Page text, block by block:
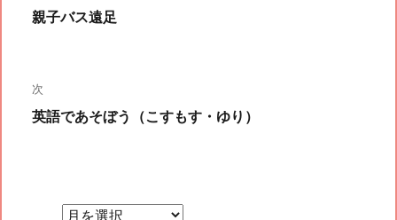
ナ
ビ
前
稿:
親子バス遠足
次
次
英語であそぼう（こすもす・ゆり）